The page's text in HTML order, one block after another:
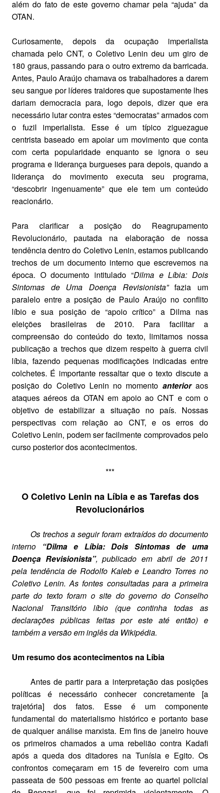
além do fato de este governo chamar pela “ajuda” da
OTAN.
Curiosamente, depois da ocupação imperialista
chamada pelo CNT, o Coletivo Lenin deu um giro de
180 graus, passando para o outro extremo da barricada.
Antes, Paulo Araújo chamava os trabalhadores a darem
seu sangue por líderes traidores que supostamente lhes
dariam democracia para, logo depois, dizer que era
necessário lutar contra estes “democratas” armados com
o fuzil imperialista. Esse é um típico ziguezague
centrista baseado em apoiar um movimento que conta
com certa popularidade enquanto se ignora o seu
programa e liderança burgueses para depois, quando a
liderança do movimento executa seu programa,
“descobrir ingenuamente” que ele tem um conteúdo
reacionário.
Para clarificar a posição do Reagrupamento
Revolucionário, pautada na elaboração de nossa
tendência dentro do Coletivo Lenin, estamos publicando
trechos de um documento interno que escrevemos na
época. O documento intitulado “Dilma e Líbia: Dois
Sintomas de Uma Doença Revisionista”fazia um
paralelo entre a posição de Paulo Araújo no conflito
líbio e sua posição de “apoio crítico” a Dilma nas
eleições brasileiras de 2010. Para facilitar a
compreensão do conteúdo do texto, limitamos nossa
publicação a trechos que dizem respeito à guerra civil
líbia, fazendo pequenas modificações indicadas entre
colchetes. É importante ressaltar que o texto discute a
posição do Coletivo Lenin no momento anterior aos
ataques aéreos da OTAN em apoio ao CNT e com o
objetivo de estabilizar a situação no país. Nossas
perspectivas com relação ao CNT, e os erros do
Coletivo Lenin, podem ser facilmente comprovados pelo
curso posterior dos acontecimentos.
***
O Coletivo Lenin na Líbia e as Tarefas dos
Revolucionários
Os trechos a seguir foram extraídos do documento
interno “Dilma e Líbia: Dois Sintomas de uma
Doença Revisionista”, publicado em abril de 2011
pela tendência de Rodolfo Kaleb e Leandro Torres no
Coletivo Lenin. As fontes consultadas para a primeira
parte do texto foram o site do governo do Conselho
Nacional Transitório líbio (que continha todas as
declarações públicas feitas por este até então) e
também a versão em inglês da Wikipédia.
Um resumo dos acontecimentos na Líbia
Antes de partir para a interpretação das posições
políticas é necessário conhecer concretamente [a
trajetória] dos fatos. Esse é um componente
fundamental do materialismo histórico e portanto base
de qualquer análise marxista. Em fins de janeiro houve
os primeiros chamados a uma rebelião contra Kadafi
após a queda dos ditadores na Tunísia e Egito. Os
confrontos começaram em 15 de fevereiro com uma
passeata de 500 pessoas em frente ao quartel policial